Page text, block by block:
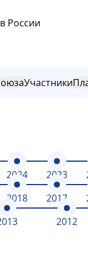
России
Участники
2024 2023
2018 2017
2012